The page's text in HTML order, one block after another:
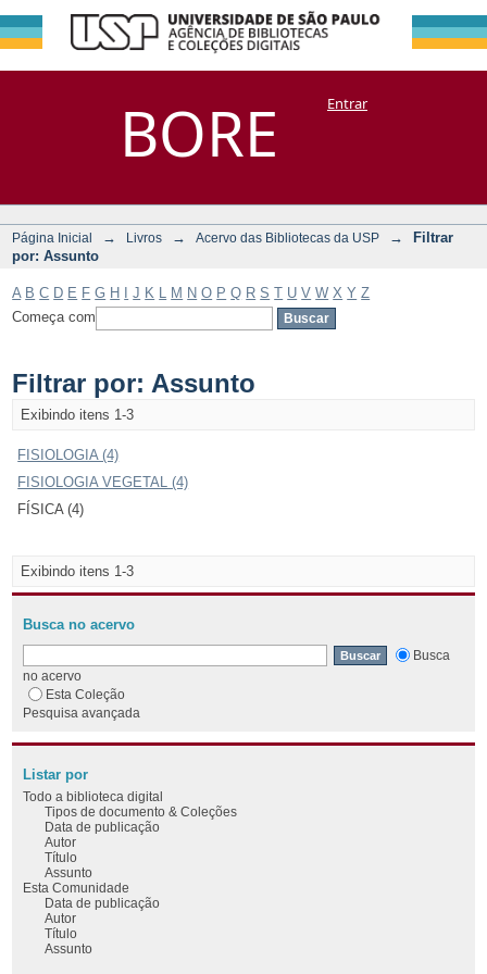
BORE
Filtrar por:
Assunto
DSpace/Manakin + CoriscoEntrar
Página Inicial → Livros → Acervo das Bibliotecas da USP →
Filtrar
por: Assunto
A B C D E F G H J K M N O P Q R S T U V W X Y Z
Começa com
Filtrar por: Assunto
Exibindo itens 1-3
FISIOLOGIA (4)
FISIOLOGIA VEGETAL (4)
FÍSICA (4)
Exibindo itens 1-3
Busca no acervo
Busca
no acervo
Esta Coleção
Pesquisa avançada
Listar por
Todo a biblioteca digital
Tipos de documento & Coleções
Data de publicação
Autor
Título
Assunto
Esta Comunidade
Data de publicação
Autor
Título
Assunto